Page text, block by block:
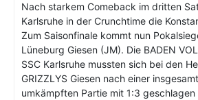
Nach starkem Comeback im dritten
Karlsruhe in der Crunchtime die
Zum Saisonfinale kommt nun
Lüneburg Giesen (JM). Die BADEN
SSC Karlsruhe mussten sich bei den
GRIZZLYS Giesen nach einer insgesamt
umkämpften Partie mit 1:3